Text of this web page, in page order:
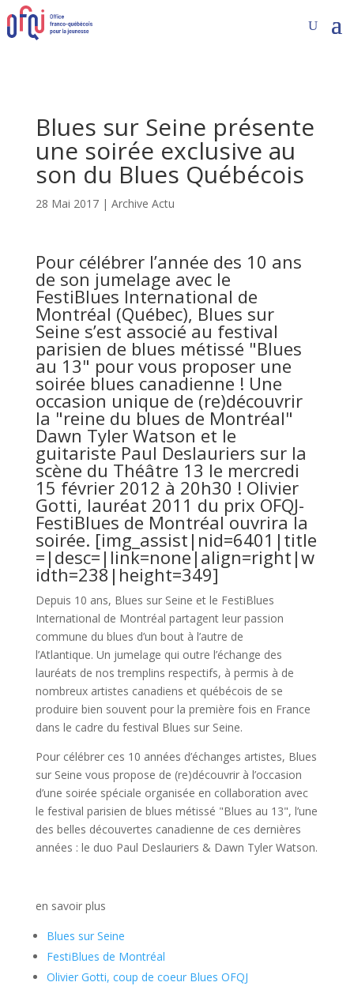
Blues sur Seine présente
une soirée exclusive au
son du Blues Québécois
28 Mai 2017| Archive Actu
Pour célébrer l’année des 10 ans
de son jumelage avec le
FestiBlues International de
Montréal (Québec), Blues sur
Seine s’est associé au festival
parisien de blues métissé "Blues
au 13" pour vous proposer une
soirée blues canadienne ! Une
occasion unique de (re)découvrir
la "reine du blues de Montréal"
Dawn Tyler Watson et le
guitariste Paul Deslauriers sur la
scène du Théâtre 13 le mercredi
15 février 2012 à 20h30 ! Olivier
Gotti, lauréat 2011 du prix OFQJ-
FestiBlues de Montréal ouvrira la
soirée. [img_assist|nid=6401|title
=|desc=|link=none|align=right|w
idth=238|height=349]
Depuis 10 ans, Blues sur Seine et le FestiBlues
International de Montréal partagent leur passion
commune du blues d’un bout à l’autre de
l’Atlantique. Un jumelage qui outre l’échange des
lauréats de nos tremplins respectifs, à permis à de
nombreux artistes canadiens et québécois de se
produire bien souvent pour la première fois en France
dans le cadre du festival Blues sur Seine.
Pour célébrer ces 10 années d’échanges artistes, Blues
sur Seine vous propose de (re)découvrir à l’occasion
d’une soirée spéciale organisée en collaboration avec
le festival parisien de blues métissé "Blues au 13", l’une
des belles découvertes canadienne de ces dernières
années : le duo Paul Deslauriers & Dawn Tyler Watson.
en savoir plus
Blues sur Seine
FestiBlues de Montréal
Olivier Gotti, coup de coeur Blues OFQJ